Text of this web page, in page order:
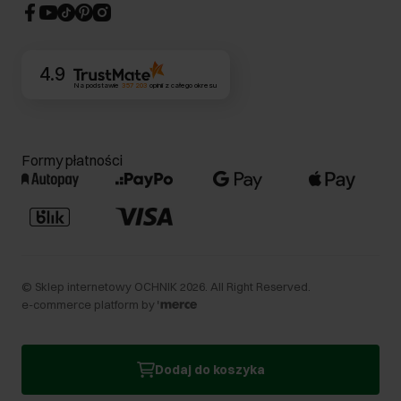
Dodaj do koszyka
CSR
4.9
Na podstawie 357 203 opinii z całego okresu
Formy płatności
© Sklep internetowy OCHNIK 2026 . All Right Reserved.
e-commerce platform by